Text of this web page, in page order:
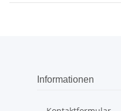
Informationen